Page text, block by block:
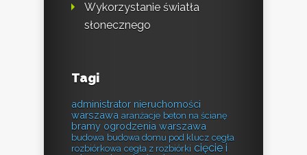
Wykorzystanie światła
słonecznego
Tagi
administrator nieruchomości
warszawa aranżacje beton na ścianę
bramy ogrodzenia warszawa
budowa budowa domu pod klucz cegła
rozbiórkowa cegła z rozbiórki cięcie i